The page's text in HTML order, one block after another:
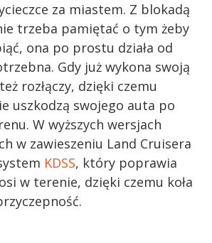
za miastem. Z blokadą
trzeba pamiętać o tym żeby
ona po prostu działa od
Gdy już wykona swoją
rozłączy, dzięki czemu
uszkodzą swojego auta po
W wyższych wersjach
w zawieszeniu Land Cruisera
KDSS, który poprawia
w terenie, dzięki czemu koła